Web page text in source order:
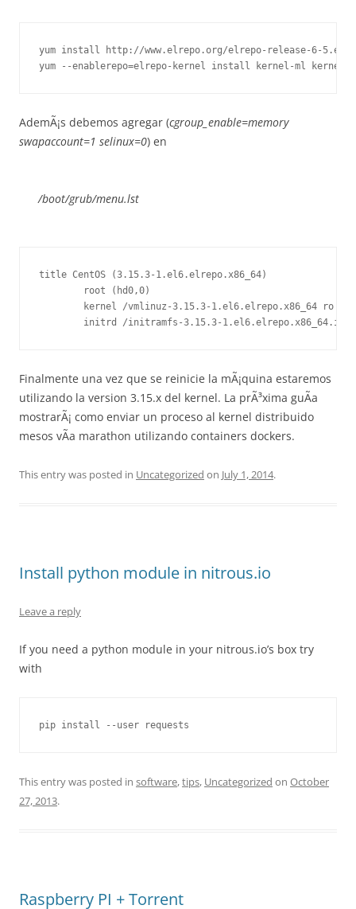
yum install http://www.elrepo.org/elrepo-release-6-
AdemÃ¡s debemos agregar (cgroup_enable=memory
swapaccount=1 selinux=0) en
/boot/grub/menu.lst
title CentOS (3.15.3-1.el6.elrepo.x86_64)
        root (hd0,0)
kernel /vmlinuz-3.15.3-1.el6.elrepo.x86_64 ro
Finalmente una vez que se reinicie la mÃ¡quina estaremos
utilizando la version 3.15.x del kernel. La prÃ³xima guÃ­a
mostrarÃ¡ como enviar un proceso al kernel distribuido
mesos vÃ­a marathon utilizando containers dockers.
This entry was posted in Uncategorized on July 1, 2014.
Install python module in nitrous.io
Leave a reply
If you need a python module in your nitrous.io’s box try
with
pip install --user requests
This entry was posted in software,tips, Uncategorized on October
27, 2013.
Raspberry PI + Torrent